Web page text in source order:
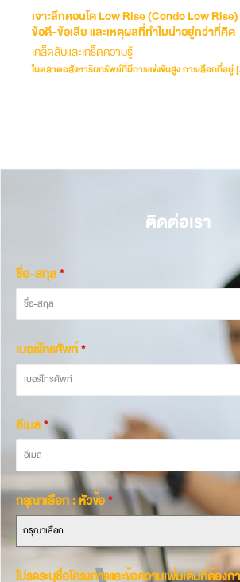
เจาะลึกคอนโด Low Rise (Condo Low Rise)
ข้อดี-ข้อเสีย และเหตุผลที่ทำไมน่าอยู่กว่าที่คิด
เคล็ดลับและเกร็ดความรู้
ในตลาดอสังหาริมทรัพย์ที่มีการแข่งขันสูง การเลือกที่อยู่
ติดต่อเรา
ชื่อ-สกุล*
เบอร์โทรศัพท์*
อีเมล*
กรุณาเลือก : หัวข้อ*
กรุณาเลือก
โปรดระบุชื่อโครงการและข้อความเพิ่มเติมที่ต้องก